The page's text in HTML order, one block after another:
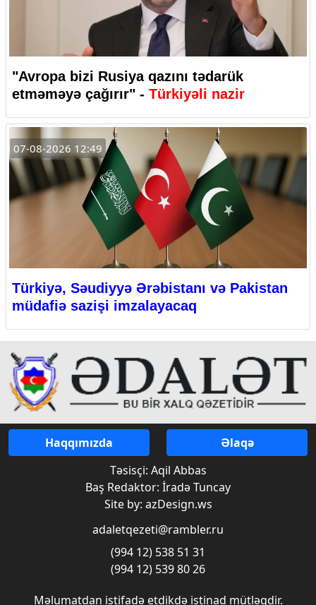
"Avropa bizi Rusiya qazını tədarük
etməməyə çağırır" - Türkiyəli nazir
07-08-2026 12:49
Türkiyə, Səudiyyə Ərəbistanı və Pakistan
müdafiə sazişi imzalayacaq
Haqqımızda
Əlaqə
Təsisçi: Aqil Abbas
Baş Redaktor: İradə Tuncay
Site by: azDesign.ws
adaletqezeti@rambler.ru
(994 12) 538 51 31
(994 12) 539 80 26
Məlumatdan istifadə etdikdə istinad mütləqdir.